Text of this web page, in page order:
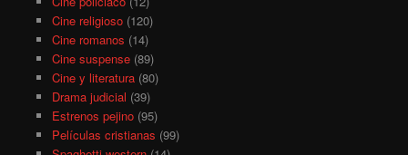
Cine religioso(120)
Cine romanos (14)
Cine suspense(89)
Cine y literatura(80)
Drama judicial (39)
Estrenos pejino(95)
Películas cristianas (99)